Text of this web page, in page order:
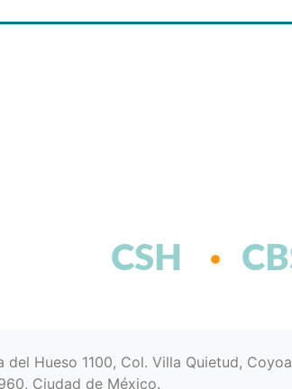
CSH
del Hueso 1100, Col. Villa Quietud,
Ciudad de México.